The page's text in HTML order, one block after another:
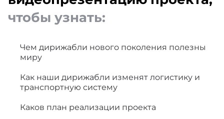
чтобы узнать:
Чем дирижабли нового поколения полезны
миру
Как наши дирижабли изменят логистику и
транспортную систему
Каков план реализации проекта